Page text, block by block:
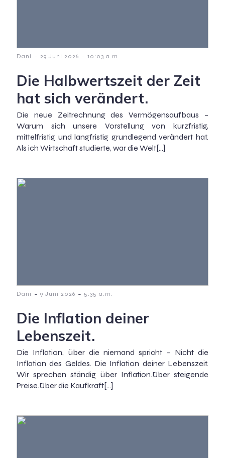
Dani - 29 Juni 2026 - 10:03 a.m.
Die Halbwertszeit der Zeit
hat sich verändert.
Die neue Zeitrechnung des Vermögensaufbaus –
Warum sich unsere Vorstellung von kurzfristig,
mittelfristig und langfristig grundlegend verändert hat.
Als ich Wirtschaft studierte, war die Welt[…]
Dani - 9 Juni 2026 - 5:35 a.m.
Die Inflation deiner
Lebenszeit.
Die Inflation, über die niemand spricht – Nicht die
Inflation des Geldes. Die Inflation deiner Lebenszeit.
Wir sprechen ständig über Inflation.Über steigende
Preise.Über die Kaufkraft[…]